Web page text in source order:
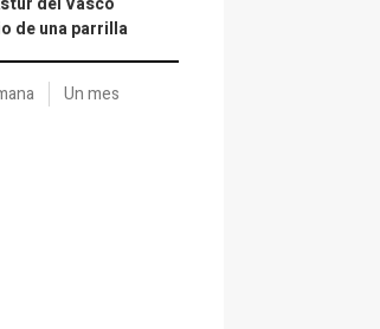
de una parrilla
Un mes